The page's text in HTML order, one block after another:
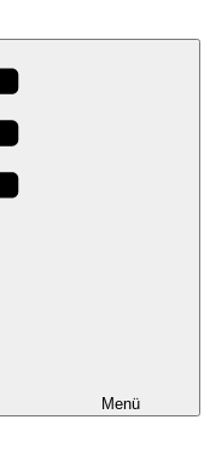
Menü